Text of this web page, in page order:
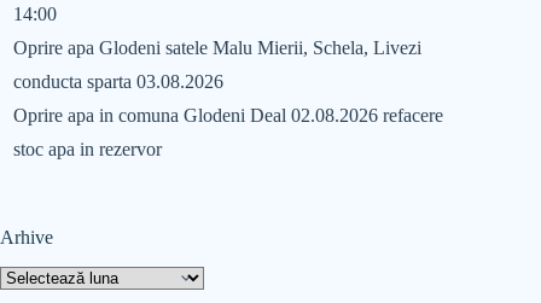
14:00
Oprire apa Glodeni satele Malu Mierii, Schela, Livezi
conducta sparta 03.08.2026
Oprire apa in comuna Glodeni Deal 02.08.2026 refacere
stoc apa in rezervor
Arhive